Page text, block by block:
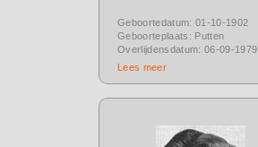
Geboortedatum: 01-10-1902
Geboorteplaats: Putten
Overlijdensdatum: 06-09-1979
Lees meer